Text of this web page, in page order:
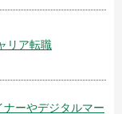
リア転職
ーやデジタルマー